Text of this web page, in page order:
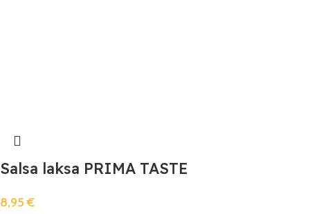
Salsa laksa PRIMA TASTE
8,95€